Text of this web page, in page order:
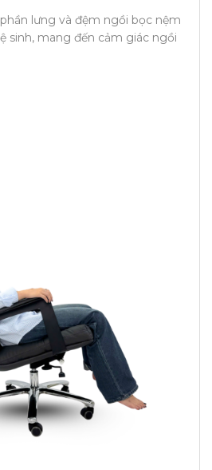
lưng và đệm ngồi bọc nệm
sinh, mang đến cảm giác ngồi